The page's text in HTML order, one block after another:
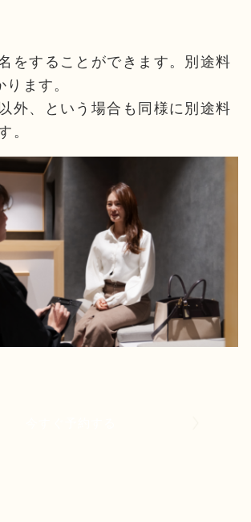
をすることができます。別途料
ます。
外、という場合も同様に別途料
。